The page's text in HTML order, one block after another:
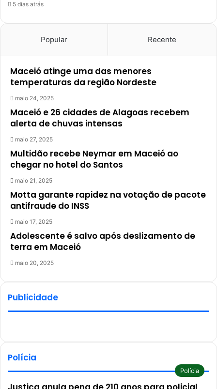
5 dias atrás
Popular Recente
Maceió atinge uma das menores
temperaturas da região Nordeste
maio 24, 2025
Maceió e 26 cidades de Alagoas recebem
alerta de chuvas intensas
maio 27, 2025
Multidão recebe Neymar em Maceió ao
chegar no hotel do Santos
maio 21, 2025
Motta garante rapidez na votação de pacote
antifraude do INSS
maio 17, 2025
Adolescente é salvo após deslizamento de
terra em Maceió
maio 20, 2025
Publicidade
Polícia
Polícia